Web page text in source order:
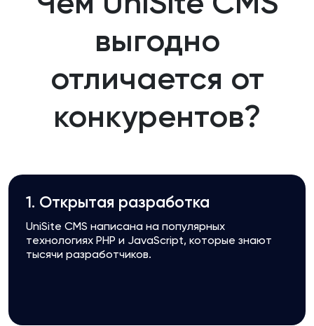
выгодно
отличается от
конкурентов?
1. Открытая разработка
UniSite CMS написана на популярных
технологиях PHP и JavaScript, которые знают
тысячи разработчиков.